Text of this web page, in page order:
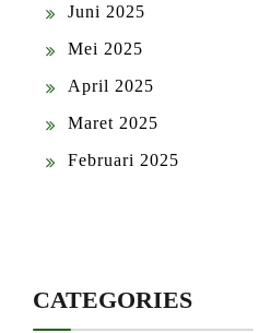
Juni 2025
Mei 2025
April 2025
Maret 2025
Februari 2025
CATEGORIES